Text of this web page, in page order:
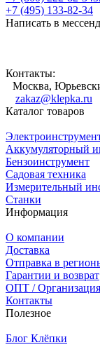
+7 (495) 133-82-34
Написать в
Контакты:
Москва,
zakaz@klepka.ru
Каталог товаров
Аккумуляторный
Бензоинструмент
Садовая техника
Измерительный
Станки
Информация
О компании
Доставка
Отправка в
Гарантии и возврат
ОПТ /
Контакты
Полезное
Блог Клёпки